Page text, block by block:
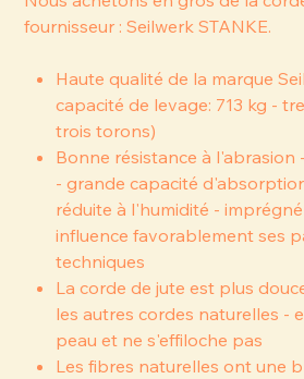
Mètre
fournisseur : Seilwerk STANKE.
Haute qualité de la marque
capacité de levage: 713 kg -
trois torons)
Bonne résistance à l'abrasion
- grande capacité
réduite à l'humidité -
influence favorablement ses
techniques
La corde de jute est plus
les autres cordes naturelles -
peau et ne s'effiloche pas
Les fibres naturelles ont une